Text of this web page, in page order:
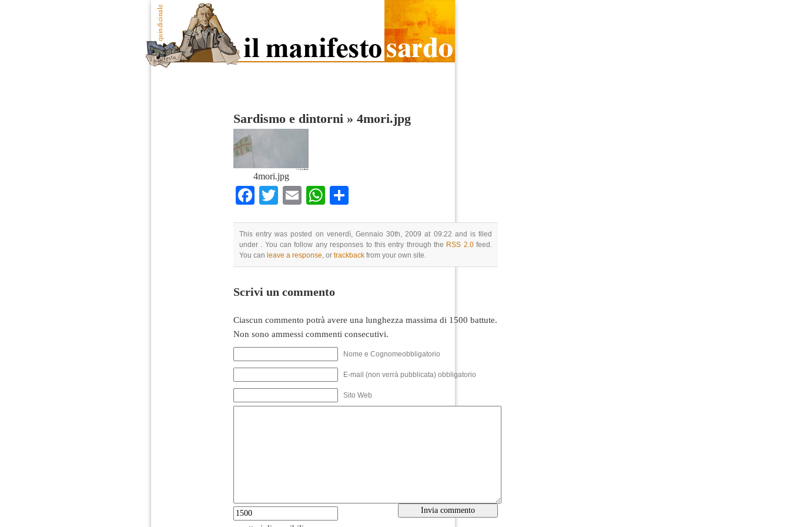
Sardismo e dintorni » 4mori.jpg
4mori.jpg
Facebook
TwitterEmailWhatsApp
This entry was posted on venerdì, Gennaio 30th, 2009 at 09:22 and is filed
under . You can follow any responses to this entry through the RSS 2.0feed.
You can leave a response, or trackback from your own site.
Scrivi un commento
Ciascun commento potrà avere una lunghezza massima di 1500 battute.
Non sono ammessi commenti consecutivi.
Nome e Cognomeobbligatorio
E-mail (non verrà pubblicata) obbligatorio
Sito Web